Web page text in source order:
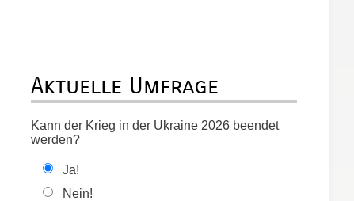
Aktuelle Umfrage
Kann der Krieg in der Ukraine 2026 beendet
werden?
Ja!
Nein!